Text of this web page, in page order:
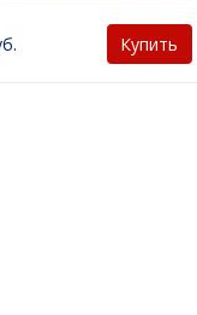
Купить